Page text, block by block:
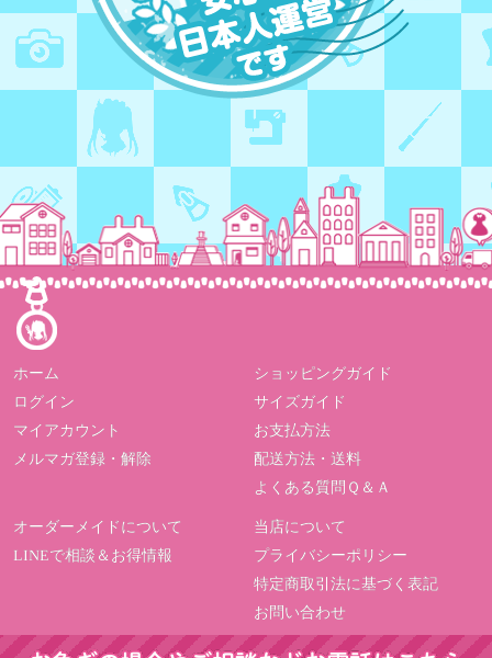
ホーム
ログイン
マイアカウント
メルマガ登録・解除
ショッピングガイド
サイズガイド
お支払方法
配送方法・送料
よくある質問Ｑ＆Ａ
オーダーメイドについて
LINEで相談＆お得情報
当店について
プライバシーポリシー
特定商取引法に基づく表記
お問い合わせ